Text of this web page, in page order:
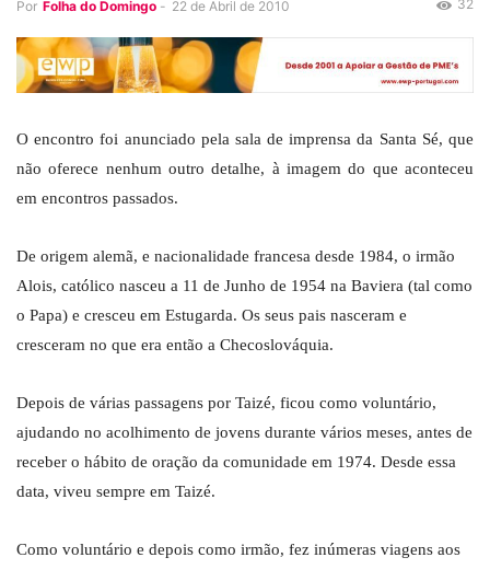
Por Folha do Domingo - 22 de Abril de 2010 32
O encontro foi anunciado pela sala de imprensa da Santa Sé, que
não oferece nenhum outro detalhe, à imagem do que aconteceu
em encontros passados.
De origem alemã, e nacionalidade francesa desde 1984, o irmão
Alois, católico nasceu a 11 de Junho de 1954 na Baviera (tal como
o Papa) e cresceu em Estugarda. Os seus pais nasceram e
cresceram no que era então a Checoslováquia.
Depois de várias passagens por Taizé, ficou como voluntário,
ajudando no acolhimento de jovens durante vários meses, antes de
receber o hábito de oração da comunidade em 1974. Desde essa
data, viveu sempre em Taizé.
Como voluntário e depois como irmão, fez inúmeras viagens aos